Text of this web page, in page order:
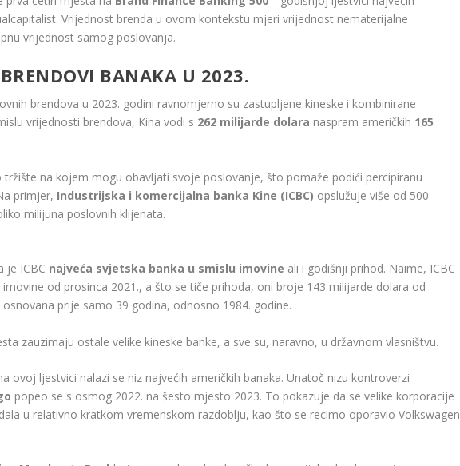
Vrijednost brenda u ovom kontekstu mjeri vrijednost nematerijalne
vrijednost samog poslovanja.
BANAKA U 2023.
brendova u 2023. godini ravnomjerno su zastupljene kineske i kombinirane
vrijednosti brendova, Kina vodi s 262 milijarde dolara naspram američkih 165
tržište na kojem mogu obavljati svoje poslovanje, što pomaže podići percipiranu
primjer, Industrijska i komercijalna banka Kine (ICBC) opslužuje više od 500
milijuna poslovnih klijenata.
je ICBC najveća svjetska banka u smislu imovine ali i godišnji prihod. Naime, ICBC
imovine od prosinca 2021., a što se tiče prihoda, oni broje 143 milijarde dolara od
prije samo 39 godina, odnosno 1984. godine.
zauzimaju ostale velike kineske banke, a sve su, naravno, u državnom vlasništvu.
ovoj ljestvici nalazi se niz najvećih američkih banaka. Unatoč nizu kontroverzi
popeo se s osmog 2022. na šesto mjesto 2023. To pokazuje da se velike korporacije
u relativno kratkom vremenskom razdoblju, kao što se recimo oporavio Volkswagen